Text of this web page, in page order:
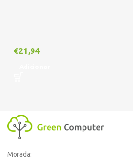
€21,94
Morada: